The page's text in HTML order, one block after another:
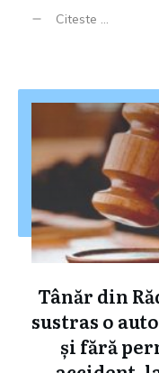
Citeste ...
Tânăr din
sustras o
și fără